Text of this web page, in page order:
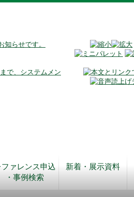
らせです。
で、システムメン
ファレンス申込
・事例検索
新着・展示資料